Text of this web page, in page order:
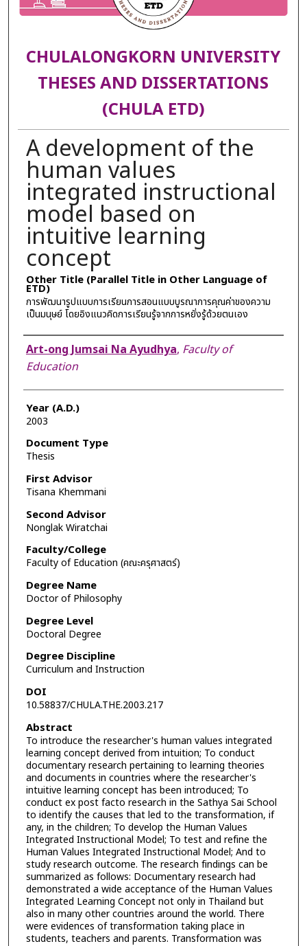
CHULALONGKORN UNIVERSITY
THESES AND DISSERTATIONS
(CHULA ETD)
A development of the
human values
integrated instructional
model based on
intuitive learning
concept
Other Title (Parallel Title in Other Language of
ETD)
การพัฒนารูปแบบการเรียนการสอนแบบบูรณาการคุณค่าของความ
เป็นมนุษย์ โดยอิงแนวคิดการเรียนรู้จากการหยั่งรู้ด้วยตนเอง
Author
Art-ong Jumsai Na Ayudhya, Faculty of
Education
Year (A.D.)
2003
Document Type
Thesis
First Advisor
Tisana Khemmani
Second Advisor
Nonglak Wiratchai
Faculty/College
Faculty of Education (คณะครุศาสตร์)
Degree Name
Doctor of Philosophy
Degree Level
Doctoral Degree
Degree Discipline
Curriculum and Instruction
DOI
10.58837/CHULA.THE.2003.217
Abstract
To introduce the researcher's human values integrated
learning concept derived from intuition; To conduct
documentary research pertaining to learning theories
and documents in countries where the researcher's
intuitive learning concept has been introduced; To
conduct ex post facto research in the Sathya Sai School
to identify the causes that led to the transformation, if
any, in the children; To develop the Human Values
Integrated Instructional Model; To test and refine the
Human Values Integrated Instructional Model; And to
study research outcome. The research findings can be
summarized as follows: Documentary research had
demonstrated a wide acceptance of the Human Values
Integrated Learning Concept not only in Thailand but
also in many other countries around the world. There
were evidences of transformation taking place in
students, teachers and parents. Transformation was